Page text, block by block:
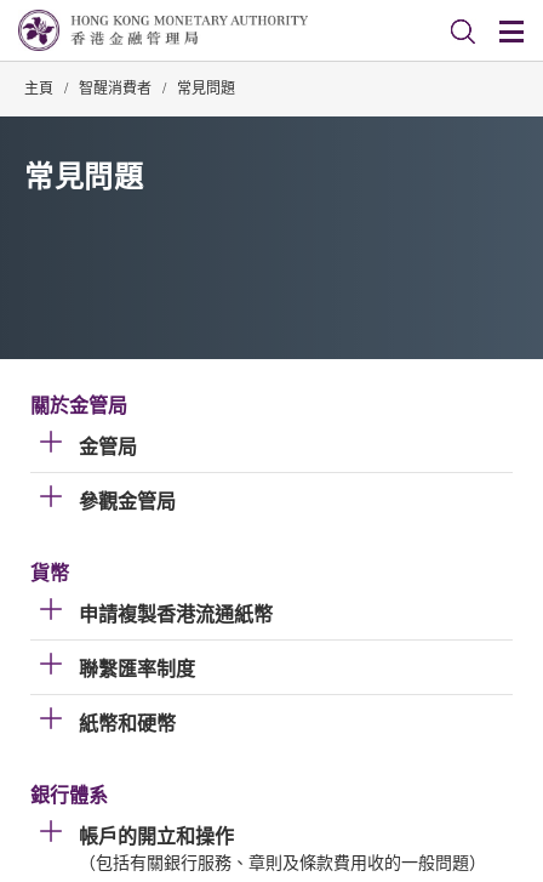
主頁 / 智醒消費者 / 常見問題
常見問題
關於金管局
金管局
參觀金管局
貨幣
申請複製香港流通紙幣
聯繫匯率制度
紙幣和硬幣
銀行體系
帳戶的開立和操作
（包括有關銀行服務、章則及條款費用收的一般問題）